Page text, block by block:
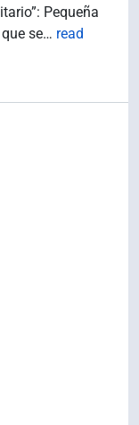
Pequeña
se… read